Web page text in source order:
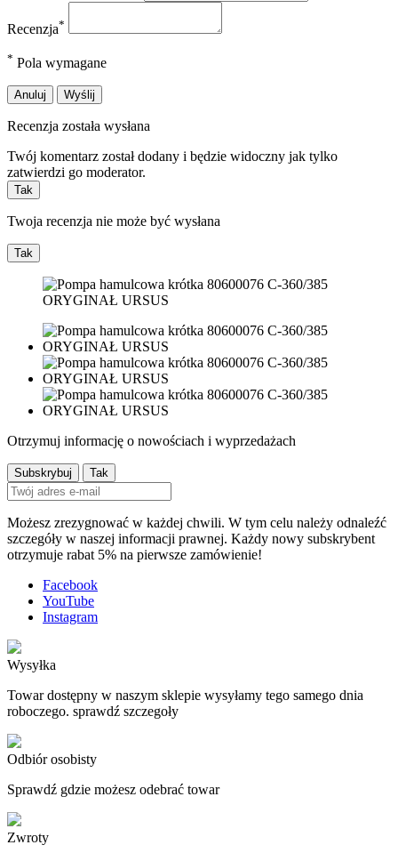
Recenzja*
* Pola wymagane
Anuluj Wyślij
Recenzja została wysłana
Twój komentarz został dodany i będzie widoczny jak tylko
zatwierdzi go moderator.
Tak
Twoja recenzja nie może być wysłana
Tak
Otrzymuj informację o nowościach i wyprzedażach
Możesz zrezygnować w każdej chwili. W tym celu należy odnaleźć
szczegóły w naszej informacji prawnej. Każdy nowy subskrybent
otrzymuje rabat 5% na pierwsze zamówienie!
Facebook
YouTube
Instagram
Wysyłka
Towar dostępny w naszym sklepie wysyłamy tego samego dnia
roboczego. sprawdź szczegoły
Odbiór osobisty
Sprawdź gdzie możesz odebrać towar
Zwroty